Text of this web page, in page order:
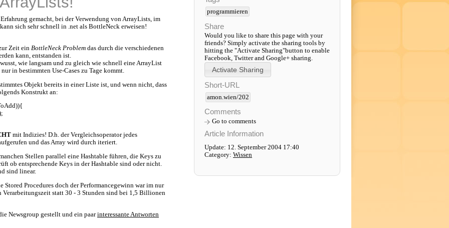
gemacht, bei der Verwendung von ArrayLists, im
sich sehr schnell in .net als BottleNeck erweisen!
Zeit ein BottleNeck Problem das durch die verschiedenen
kann, entstanden ist.
wie langsam und zu gleich wie schnell eine ArrayList
in bestimmten Use-Cases zu Tage kommt.
Objekt bereits in einer Liste ist, und wenn nicht, dass
Konstrukt an:
mit Indizies! D.h. der Vergleichsoperator jedes
und das Array wird durch iteriert.
Stellen parallel eine Hashtable führen, die Keys zu
ob entsprechende Keys in der Hashtable sind oder nicht.
sind linear.
Procedures doch der Performancegewinn war im nur
statt 30 - 3 Stunden sind bei 1,5 Billionen
Newsgroup gestellt und ein paarinteressante Antworten
programmieren
Share
Would you like to share this page with your
friends? Simply activate the sharing tools by
hitting the "Activate Sharing"button to enable
Facebook, Twitter and Google+ sharing.
Short-URL
amon.wien/202
Comments
Go to comments
Article Information
Update: 12. September 2004 17:40
Category: Wissen